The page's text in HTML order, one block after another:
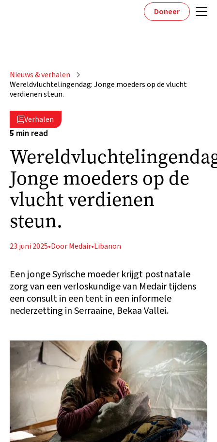
Doneer
Nieuws & verhalen
Wereldvluchtelingendag: Jonge moeders op de vlucht
verdienen steun.
Verhalen
5 min read
Jonge moeders op de
vlucht verdienen
steun.
23 juni 2025•Door Medair•Libanon
Een jonge Syrische moeder krijgt postnatale
zorg van een verloskundige van Medair tijdens
een consult in een tent in een informele
nederzetting in Serraaine, Bekaa Vallei.